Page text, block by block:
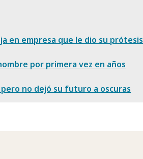
en empresa que le dio su prótesis
por primera vez en años
no dejó su futuro a oscuras